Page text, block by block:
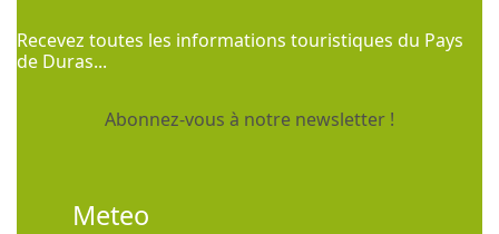
Recevez toutes les informations touristiques du Pays
de Duras...
Abonnez-vous à notre newsletter !
Meteo